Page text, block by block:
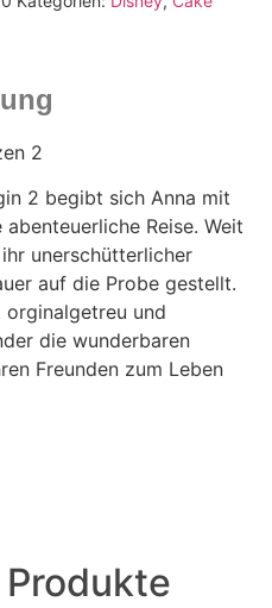
2
2 begibt sich Anna mit
Reise. Weit
unerschütterlicher
auf die Probe gestellt.
orginalgetreu und
die wunderbaren
Freunden zum Leben